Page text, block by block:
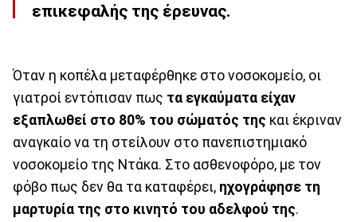
επικεφαλής της έρευνας.
Όταν η κοπέλα μεταφέρθηκε στο νοσοκομείο, οι
γιατροί εντόπισαν πως τα εγκαύματα είχαν
εξαπλωθεί στο 80% του σώματός της και έκριναν
αναγκαίο να τη στείλουν στο πανεπιστημιακό
νοσοκομείο της Ντάκα. Στο ασθενοφόρο, με τον
φόβο πως δεν θα τα καταφέρει, ηχογράφησε τη
μαρτυρία της στο κινητό του αδελφού της.